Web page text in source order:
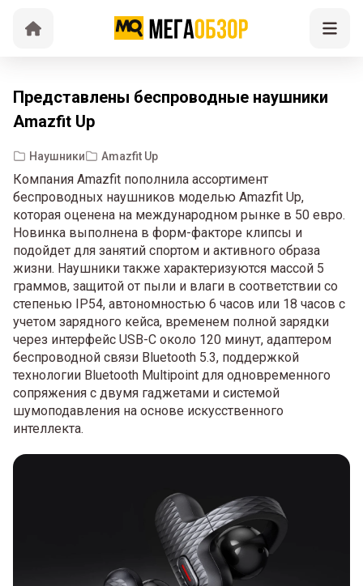
Представлены беспроводные наушники
Amazfit Up
Наушники Amazfit Up
Компания Amazfit пополнила ассортимент
беспроводных наушников моделью Amazfit Up,
которая оценена на международном рынке в 50 евро.
Новинка выполнена в форм-факторе клипсы и
подойдет для занятий спортом и активного образа
жизни. Наушники также характеризуются массой 5
граммов, защитой от пыли и влаги в соответствии со
степенью IP54, автономностью 6 часов или 18 часов с
учетом зарядного кейса, временем полной зарядки
через интерфейс USB-C около 120 минут, адаптером
беспроводной связи Bluetooth 5.3, поддержкой
технологии Bluetooth Multipoint для одновременного
сопряжения с двумя гаджетами и системой
шумоподавления на основе искусственного
интеллекта.